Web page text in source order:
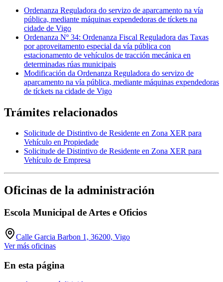
Ordenanza Reguladora do servizo de aparcamento na vía
pública, mediante máquinas expendedoras de tíckets na
cidade de Vigo
Ordenanza Nº 34: Ordenanza Fiscal Reguladora das Taxas
por aproveitamento especial da vía pública con
estacionamento de vehículos de tracción mecánica en
determinadas rúas municipais
Modificación da Ordenanza Reguladora do servizo de
aparcamento na vía pública, mediante máquinas expendedoras
de tíckets na cidade de Vigo
Trámites relacionados
Solicitude de Distintivo de Residente en Zona XER para
Vehículo en Propiedade
Solicitude de Distintivo de Residente en Zona XER para
Vehículo de Empresa
Oficinas de la administración
Escola Municipal de Artes e Oficios
Calle Garcia Barbon 1, 36200, Vigo
Ver más oficinas
En esta página